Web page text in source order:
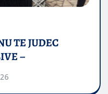
TE JUDEC
–